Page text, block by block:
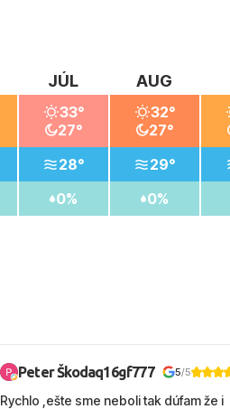
JÚL
33°
27°
28°
0%
AUG
32°
27°
29°
0%
Peter Škodaq16gf777 5/5
Rychlo ,ešte sme neboli tak dúfam že i